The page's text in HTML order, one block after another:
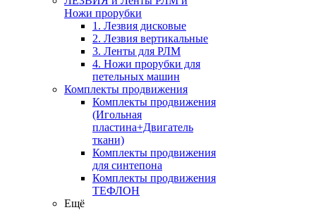
Ножи прорубки
1. Лезвия дисковые
2. Лезвия вертикальные
3. Ленты для РЛМ
4. Ножи прорубки для
петельных машин
Комплекты продвижения
Комплекты продвижения
(Игольная
пластина+Двигатель
ткани)
Комплекты продвижения
для синтепона
Комплекты продвижения
ТЕФЛОН
Ещё